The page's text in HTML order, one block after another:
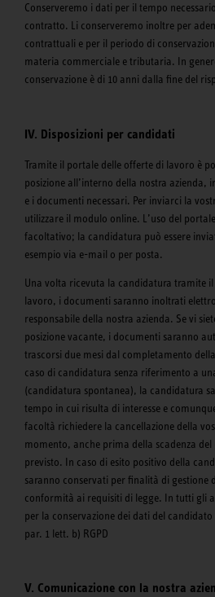
Conserveremo i dati per il tempo
contratto. Li conserveremo inoltre per
contrattuali e per il periodo di
materia commerciale e tributaria. In
conservazione è di 10 anni dalla fine del
IV. Disposizioni per candidati
Tramite il portale delle offerte di lavoro è
posizione all’interno della nostra azienda,
e i documenti necessari. Per inviarci la
utilizzare il modulo online. L’uso del
facoltativo; la candidatura può essere
esempio via e-mail o per posta.
Una volta ricevuta la candidatura tramite
lavoro, i documenti saranno inoltrati
responsabile della nostra azienda. Se vi
posizione vacante, i documenti saranno
trascorsi due mesi dal completamento
caso di candidatura senza riferimento a
(candidatura spontanea), la candidatura
tempo in cui risulta di interesse e
facoltà richiedere la cancellazione della
momento, anche prima della scadenza
previsto. In caso di esito positivo della
saranno conservati per finalità di gestione
conformità ai requisiti di legge. In tutti gli
per la conservazione dei dati del
par. 1 lett. b) RGPD
V. Comunicazione con la nostra